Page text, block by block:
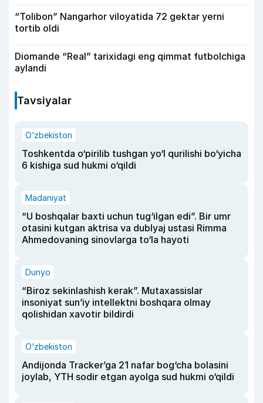
“Tolibon” Nangarhor viloyatida 72 gektar yerni
tortib oldi
Diomande “Real” tarixidagi eng qimmat futbolchiga
aylandi
Tavsiyalar
O‘zbekiston
Toshkentda o‘pirilib tushgan yo‘l qurilishi bo‘yicha
6 kishiga sud hukmi o‘qildi
Madaniyat
“U boshqalar baxti uchun tug‘ilgan edi”. Bir umr
otasini kutgan aktrisa va dublyaj ustasi Rimma
Ahmedovaning sinovlarga to‘la hayoti
Dunyo
“Biroz sekinlashish kerak”. Mutaxassislar
insoniyat sun’iy intellektni boshqara olmay
qolishidan xavotir bildirdi
O‘zbekiston
Andijonda Tracker’ga 21 nafar bog‘cha bolasini
joylab, YTH sodir etgan ayolga sud hukmi o‘qildi